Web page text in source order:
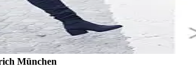
München